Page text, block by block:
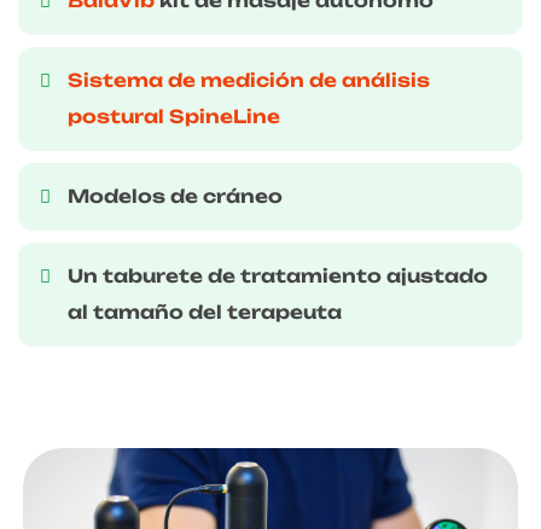
Sistema de medición de análisis
postural SpineLine
Modelos de cráneo
Un taburete de tratamiento ajustado
al tamaño del terapeuta